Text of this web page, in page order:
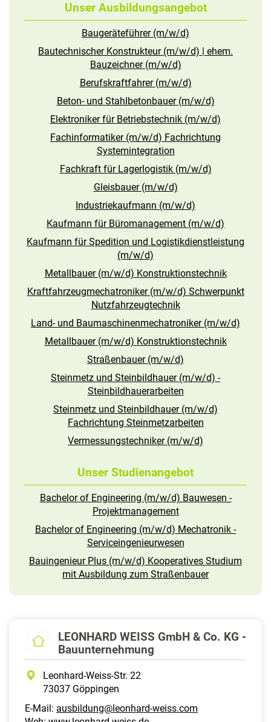
Unser Ausbildungsangebot
Baugeräteführer (m/w/d)
Bautechnischer Konstrukteur (m/w/d) | ehem.
Bauzeichner (m/w/d)
Berufskraftfahrer (m/w/d)
Beton- und Stahlbetonbauer (m/w/d)
Elektroniker für Betriebstechnik (m/w/d)
Fachinformatiker (m/w/d) Fachrichtung
Systemintegration
Fachkraft für Lagerlogistik (m/w/d)
Gleisbauer (m/w/d)
Industriekaufmann (m/w/d)
Kaufmann für Büromanagement (m/w/d)
Kaufmann für Spedition und Logistikdienstleistung
(m/w/d)
Metallbauer (m/w/d) Konstruktionstechnik
Kraftfahrzeugmechatroniker (m/w/d) Schwerpunkt
Nutzfahrzeugtechnik
Land- und Baumaschinenmechatroniker (m/w/d)
Metallbauer (m/w/d) Konstruktionstechnik
Straßenbauer (m/w/d)
Steinmetz und Steinbildhauer (m/w/d) -
Steinbildhauerarbeiten
Steinmetz und Steinbildhauer (m/w/d)
Fachrichtung Steinmetzarbeiten
Vermessungstechniker (m/w/d)
Unser Studienangebot
Bachelor of Engineering (m/w/d) Bauwesen -
Projektmanagement
Bachelor of Engineering (m/w/d) Mechatronik -
Serviceingenieurwesen
Bauingenieur Plus (m/w/d) Kooperatives Studium
mit Ausbildung zum Straßenbauer
LEONHARD WEISS GmbH & Co. KG -
Bauunternehmung
Leonhard-Weiss-Str. 22
73037 Göppingen
E-Mail: ausbildung@leonhard-weiss.com